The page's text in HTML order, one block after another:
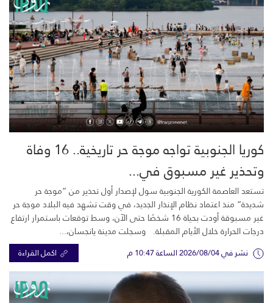
كوريا الجنوبية تواجه موجة حر تاريخية.. 16 وفاة
وتحذير غير مسبوق في...
تستعد العاصمة الكورية الجنوبية سول لإصدار أول تحذير من “موجة حر
شديدة” منذ اعتماد نظام الإنذار الجديد، في وقت تشهد فيه البلاد موجة حر
غير مسبوقة أودت بحياة 16 شخصًا حتى الآن، وسط توقعات باستمرار ارتفاع
درجات الحرارة خلال الأيام المقبلة. وسجلت مدينة يانجسان،...
نشر في 2026/08/04 الساعة 10:47 م اكمل القراءة